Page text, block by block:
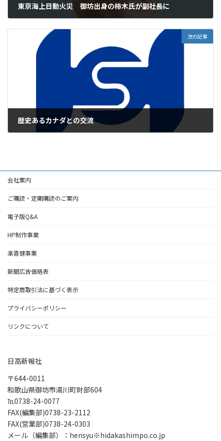
東京海上日動火災 御坊出身の柿木氏が副社長に
次の記事
歴史あるカナダとの交流
会社案内
ご購読・定期購読のご案内
電子版Q&A
HP制作事業
楽喜健事業
新聞広告価格表
特定商取引法に基づく表示
プライバシーポリシー
リンクについて
日高新報社
〒644-0011
和歌山県御坊市湯川町財部604
℡0738-24-0077
FAX(編集部)0738-23-2112
FAX(営業部)0738-24-0303
メール（編集部）：hensyu※hidakashimpo.co.jp